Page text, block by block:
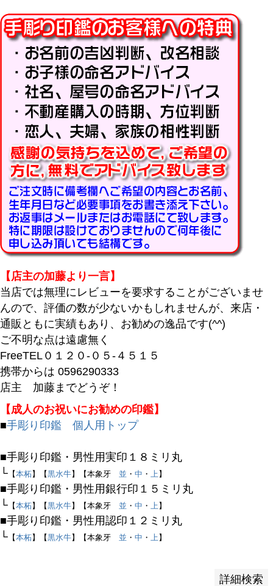
【店主の加藤より一言】
当店では無理にレビューを要求することがございませ
んので、評価の数が少ないかもしれませんが、来店・
通販ともに実績もあり、お勧めの逸品です(^^)
ご不明な点は遠慮無く
FreeTEL０１２０-０５-４５１５
携帯からは 0596290333
店主 加藤までどうぞ！
【成人のお祝いにお勧めの印鑑】
■手彫り印鑑 個人用トップ
■手彫り印鑑・男性用実印１８ミリ丸
└ 【本柘】【黒水牛】【本象牙 並 ・ 中 ・ 上 】
■手彫り印鑑・男性用銀行印１５ミリ丸
└ 【本柘】【黒水牛】【本象牙 並 ・ 中 ・ 上 】
■手彫り印鑑・男性用認印１２ミリ丸
└ 【本柘】【黒水牛】【本象牙 並 ・ 中 ・ 上 】
詳細検索
キーワード
価格
〜
商品タグ
セール
限定
再入荷
翌日発送
在庫なし商品
在庫なし商品を表示しない
商品番号/JANコード
バンドル販売
予約商品
予約商品のみを表示
並び順
新着順
登録順
価格が安い順
価格が高い順
優先度順
レビュー順
キーワードヒット順